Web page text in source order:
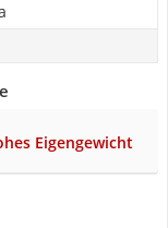
Eigengewicht